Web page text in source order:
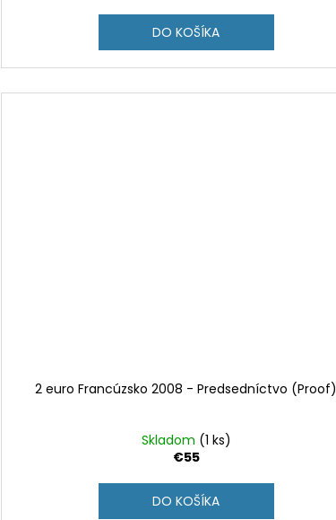
DO KOŠÍKA
2 euro Francúzsko 2008 - Predsedníctvo (Proof)
Skladom (1 ks)
€55
DO KOŠÍKA